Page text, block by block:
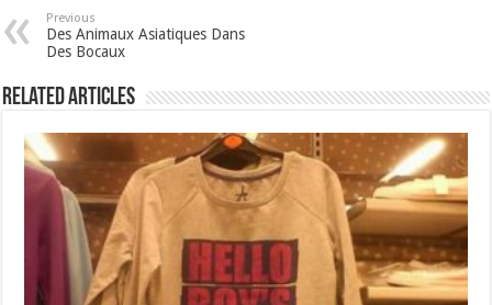
Previous
Des Animaux Asiatiques Dans
Des Bocaux
Related Articles